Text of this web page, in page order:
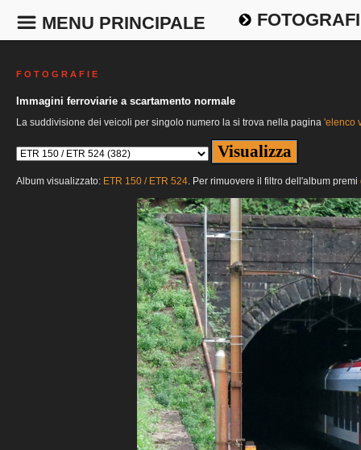
MENU PRINCIPALE
F O T O G R A F I E
Immagini ferroviarie a scartamento normale
La suddivisione dei veicoli per singolo numero la si trova nella pagina 'elenco
Album visualizzato: ETR 150 / ETR 524. Per rimuovere il filtro dell'album premi